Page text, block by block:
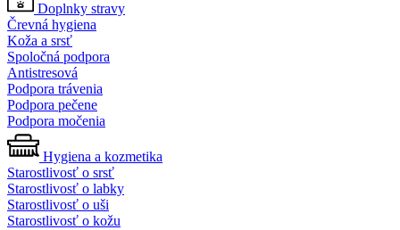
Doplnky stravy
Črevná hygiena
Koža a srsť
Spoločná podpora
Antistresová
Podpora trávenia
Podpora pečene
Podpora močenia
Hygiena a kozmetika
Starostlivosť o srsť
Starostlivosť o labky
Starostlivosť o uši
Starostlivosť o kožu